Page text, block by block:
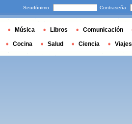
Seudónimo Contraseña
Música Libros Comunicación
Cocina Salud Ciencia Viajes